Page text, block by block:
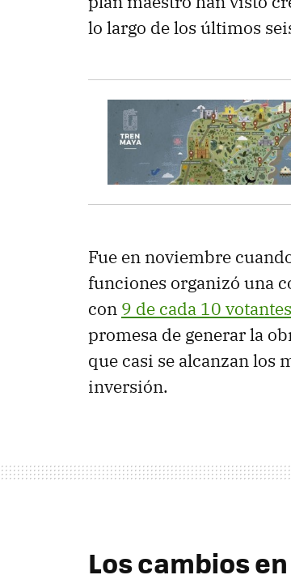
lo largo de los últimos
Fue en noviembre
funciones organizó una
con 9 de cada 10
promesa de generar la
que casi se alcanzan los
inversión.
Los cambios